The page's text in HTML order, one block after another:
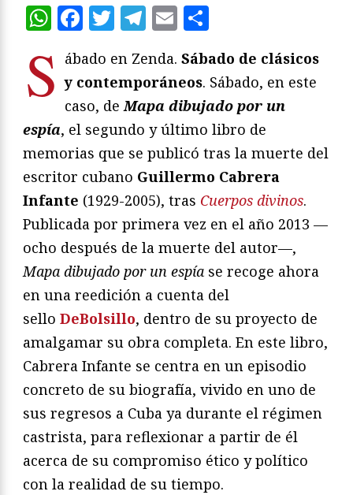
WhatsApp
Facebook
Twitter
Telegram
Email
S ábado en Zenda. Sábado de clásicos
y contemporáneos. Sábado, en este
caso, deMapa dibujado por un
espía, el segundo y último libro de
memorias que se publicó tras la muerte del
escritor cubano Guillermo Cabrera
Infante (1929-2005), tras Cuerpos divinos.
Publicada por primera vez en el año 2013 —
ocho después de la muerte del autor—,
Mapa dibujado por un espía se recoge ahora
en una reedición a cuenta del
sello DeBolsillo, dentro de su proyecto de
amalgamar su obra completa. En este libro,
Cabrera Infante se centra en un episodio
concreto de su biografía, vivido en uno de
sus regresos a Cuba ya durante el régimen
castrista, para reflexionar a partir de él
acerca de su compromiso ético y político
con la realidad de su tiempo.